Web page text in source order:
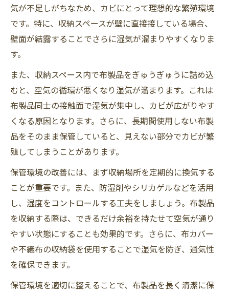
気が不足しがちなため、カビにとって理想的な繁殖環境
です。特に、収納スペースが壁に直接接している場合、
壁面が結露することでさらに湿気が溜まりやすくなりま
す。
また、収納スペース内で布製品をぎゅうぎゅうに詰め込
むと、空気の循環が悪くなり湿気が溜まります。これは
布製品同士の接触面で湿気が集中し、カビが広がりやす
くなる原因となります。さらに、長期間使用しない布製
品をそのまま保管していると、見えない部分でカビが繁
殖してしまうことがあります。
保管環境の改善には、まず収納場所を定期的に換気する
ことが重要です。また、防湿剤やシリカゲルなどを活用
し、湿度をコントロールする工夫をしましょう。布製品
を収納する際は、できるだけ余裕を持たせて空気が通り
やすい状態にすることも効果的です。さらに、布カバー
や不織布の収納袋を使用することで湿気を防ぎ、通気性
を確保できます。
保管環境を適切に整えることで、布製品を長く清潔に保